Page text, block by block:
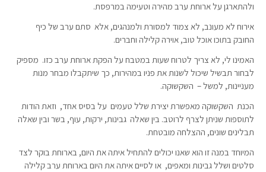
ולהתארגן על ארוחת ערב מהירה וטעימה במרפסת.
אירוח לא מעונב, לא צמוד למסורת ולמנהגים, אלא סתם ערב של כיף
החובק בתוכו אוכל טוב, אוירה קלילה וחברים.
האמינו לי, לא צריך לטרוח שעות במטבח על הפקת ארוחת ערב כזו. מספיק
לבחור תבשיל שיכול לשנות את פניו במהירות, כך שיתקבלו מבחר מנות
מעניינות, למשל – השקשוקה.
הכנת השקשוקה מאפשרת יצירת שלל טעמים על בסיס אחד, וזאת הודות
לתוספות שניתן לצרף לרוטב. בין שאלה גבינות, ירקות, עוף, בשר ובין שאלה
תבלינים שונים, ההצלחה מובטחת.
המיוחד במנה זו הוא שאנו יכולים להתחיל איתה את היום, בארוחת בוקר לצד
סלטים ושלל גבינות ומאפים, או לסיים איתה את היום בארוחת ערב קלילה